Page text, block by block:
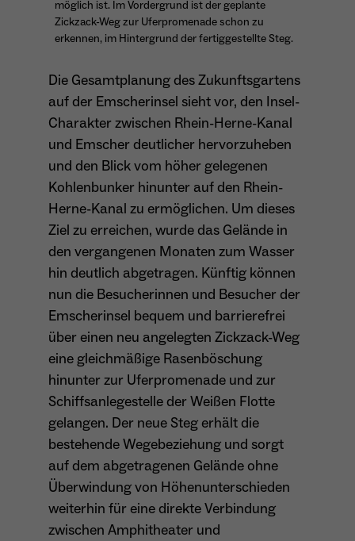
Session Cookies
Sessio-Cookie wird beim Schliessen der
Webseite wieder gelöscht
Zweck
PHPs Standard Sitzungs-Identifikation
(Formulare).
Name be_typo_user
Laufzeit Ende der Sitzung
Dieser Cookie teilt der Webseite mit, ob ein
Besucher im Typo3-Backend angemeldet ist
und die Rechte besitzt diese zu verwalten.
Name cookie_optin
Anbieter Matomo
Zweck
Dient zur anonymen Wiedererkennung eines
Besuchers.
Name _pk_ses*
Anbieter Matomo
Laufzeit 30 Minuten
Zweck
Speichert vorübergehend Daten der
aktuellen Sitzung.
Name _pk_ref.*
Anbieter Matomo
Laufzeit 6 Monate
Zweck Speichert die Herkunft des Besuchers.
Aktivierung Mehrsprachigkeit
der Website-Inhalte durch GTranslate.
Anbieter GTranslate Inc.
Laufzeit 1 Jahr
Zweck
Speichert die vom Nutzer gewählte Sprache
für die automatische Übersetzung der
Website.
möglich ist. Im Vordergrund ist der geplante
Zickzack-Weg zur Uferpromenade schon zu
erkennen, im Hintergrund der fertiggestellte Steg.
Die Gesamtplanung des Zukunftsgartens
auf der Emscherinsel sieht vor, den Insel-
Charakter zwischen Rhein-Herne-Kanal
und Emscher deutlicher hervorzuheben
und den Blick vom höher gelegenen
Kohlenbunker hinunter auf den Rhein-
Herne-Kanal zu ermöglichen. Um dieses
Ziel zu erreichen, wurde das Gelände in
den vergangenen Monaten zum Wasser
hin deutlich abgetragen. Künftig können
nun die Besucherinnen und Besucher der
Emscherinsel bequem und barrierefrei
über einen neu angelegten Zickzack-Weg
eine gleichmäßige Rasenböschung
hinunter zur Uferpromenade und zur
Schiffsanlegestelle der Weißen Flotte
gelangen. Der neue Steg erhält die
bestehende Wegebeziehung und sorgt
auf dem abgetragenen Gelände ohne
Überwindung von Höhenunterschieden
weiterhin für eine direkte Verbindung
zwischen Amphitheater und